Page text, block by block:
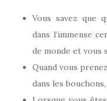
Vous savez que
dans l’immense
de monde et vous
Quand vous
dans les